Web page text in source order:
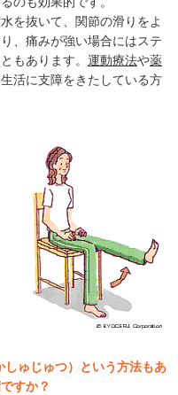
を抜いて、関節の滑りをよ
、痛みが強い場合にはステ
もあります。 運動療法や薬
活に支障をきたしている方
ゅじゅつ）という方法もあ
すか？